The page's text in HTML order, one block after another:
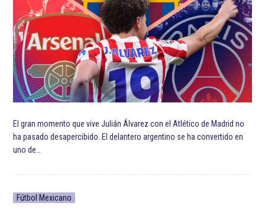
El gran momento que vive Julián Álvarez con el Atlético de Madrid no
ha pasado desapercibido. El delantero argentino se ha convertido en
uno de…
Fútbol Mexicano